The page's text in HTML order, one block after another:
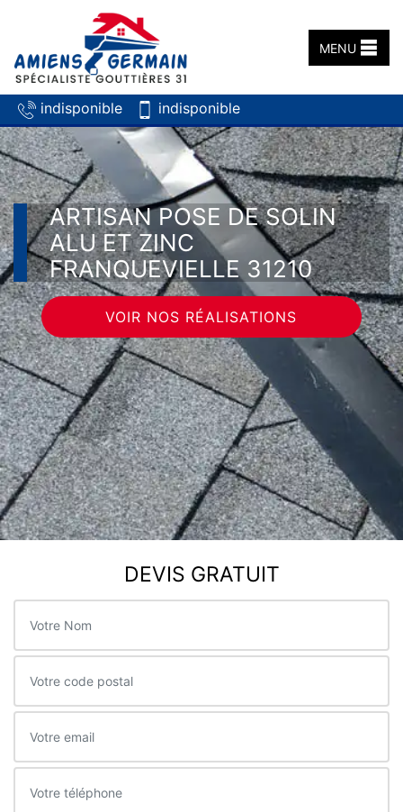
indisponible indisponible
MENU
ARTISAN POSE DE SOLIN
ALU ET ZINC
FRANQUEVIELLE 31210
VOIR NOS RÉALISATIONS
DEVIS GRATUIT